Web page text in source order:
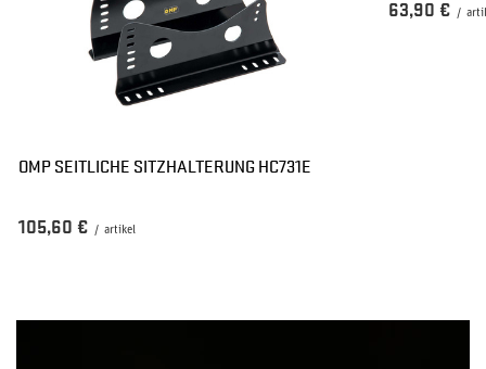
OMP SEITLICHE SITZHALTERUNG HC731E
105,60 € / artikel
63,90 € /